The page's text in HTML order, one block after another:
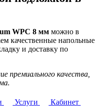
WPC 8 мм можно в
качественные напольные
и доставку по
премиального качества,
Услуги
Кабинет